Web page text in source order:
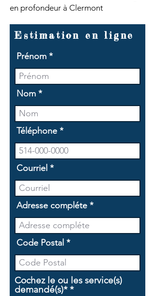
en profondeur à Clermont
Estimation en ligne
Prénom
Nom
Téléphone
Courriel
Adresse compléte
Code Postal
Cochez le ou les service(s)
demandé(s)* *O